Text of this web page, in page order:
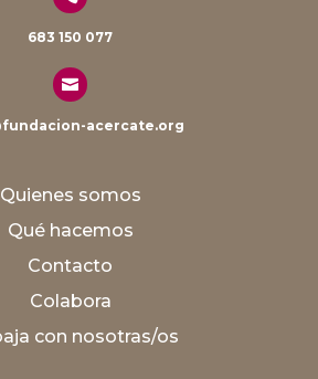
683 150 077

acercate.org
Quienes somos
Qué hacemos
Contacto
Colabora
con nosotras/os